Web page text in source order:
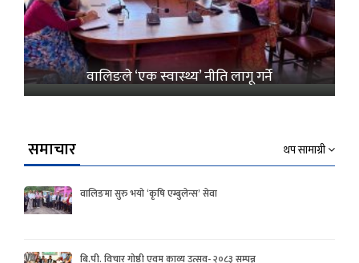
वालिङले ‘एक स्वास्थ्य’ नीति लागू गर्ने
समाचार थप सामाग्री
वालिङमा सुरु भयो ‘कृषि एम्बुलेन्स’ सेवा
बि.पी. विचार गोष्ठी एवम काव्य उत्सव- २०८३ सम्पन्न